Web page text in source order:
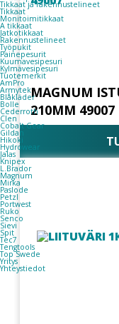
Tikkaat ja rakennustelineet
Tikkaat
Monitoimitikkaat
A tikkaat
Jatkotikkaat
Rakennustelineet
Työpukit
Painepesurit
Kuumavesipesuri
Kylmävesipesuri
Tuotemerkit
AmPro
Armytek
Blåkläder
Bolle
Cederroth
Clen
Cobalt Gear
Gildan
Hikoki
Hydrowear
Jalas
Knipex
L.Brador
Magnum
Mirka
Paslode
Petzl
Portwest
Ruko
Senco
Sievi
Spit
Tec7
Tengtools
Top Swede
Yritys
Yhteystiedot
MAGNUM
210MM 49007